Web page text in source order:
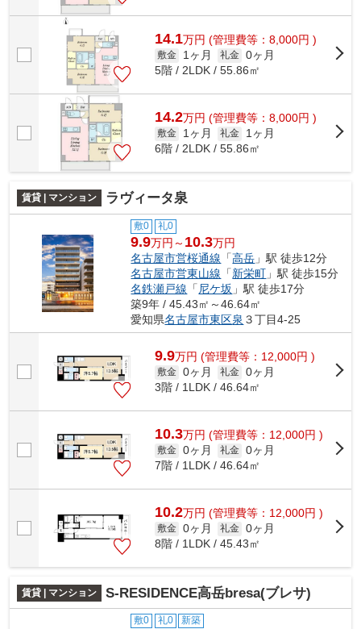
14.1万円 (管理費等：8,000円 )
敷金 1ヶ月 礼金 0ヶ月
5階 / 2LDK / 55.86㎡
14.2万円 (管理費等：8,000円 )
敷金 1ヶ月 礼金
1ヶ月
6階 / 2LDK / 55.86㎡
賃貸 | マンション ラヴィータ泉
敷0 礼0
9.9万円～ 10.3万円
名古屋市営桜通線 「高岳 」駅 徒歩12分
名古屋市営東山線 「新栄町 」駅 徒歩15分
名鉄瀬戸線 「 尼ケ坂 」駅 徒歩17分
築9年 / 45.43㎡～46.64㎡
愛知県名古屋市東区泉 ３丁目4-25
9.9万円 (管理費等：12,000円 )
敷金 0ヶ月 礼金 0ヶ月
3階 / 1LDK / 46.64㎡
10.3万円 (管理費等：12,000円 )
敷金 0ヶ月 礼金 0ヶ月
7階 / 1LDK / 46.64㎡
10.2万円 (管理費等：12,000円 )
敷金 0ヶ月 礼金 0ヶ月
8階 / 1LDK / 45.43㎡
賃貸 | マンション S-RESIDENCE高岳bresa(ブレサ)
敷0 礼0 新築